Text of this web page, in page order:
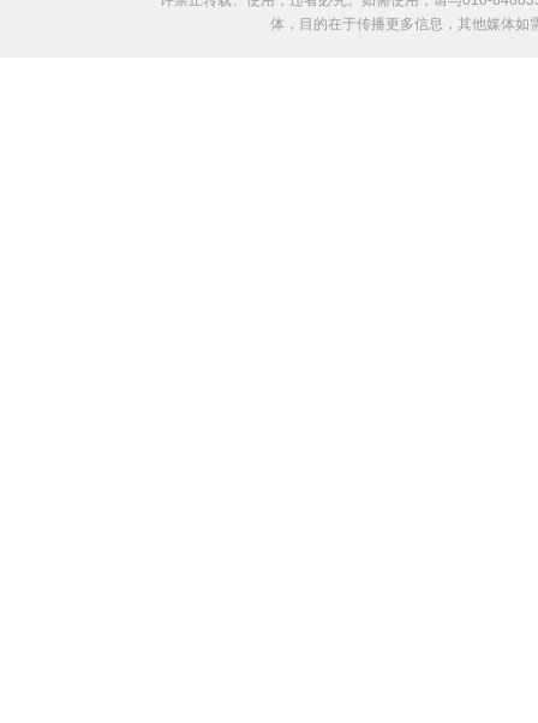
体，目的在于传播更多信息，其他媒体